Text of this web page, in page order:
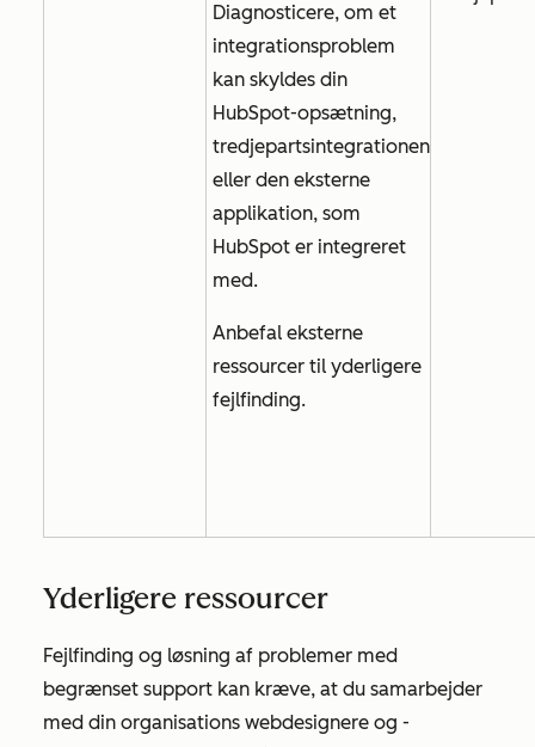
Diagnosticere, om et
integrationsproblem
kan skyldes din
HubSpot-opsætning,
tredjepartsintegrationen
eller den eksterne
applikation, som
HubSpot er integreret
med.
Anbefal eksterne
ressourcer til yderligere
fejlfinding.
Yderligere ressourcer
Fejlfinding og løsning af problemer med
begrænset support kan kræve, at du samarbejder
med din organisations webdesignere og -